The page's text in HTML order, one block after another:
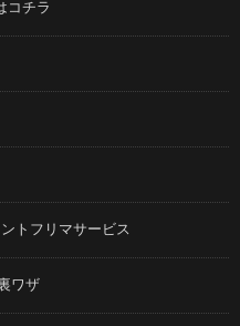
コチラ
トフリマサービス
ワザ